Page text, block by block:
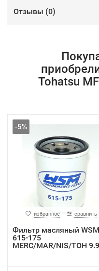
Отзывы (0)
Tohatsu
-5%
избранное сравнить
Фильтр масляный WSM
615-175
MERC/MAR/NIS/TOH